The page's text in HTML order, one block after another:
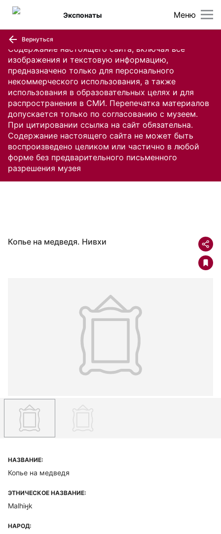
Содержание настоящего сайта, включая все
изображения и текстовую информацию,
предназначено только для персонального
некоммерческого использования, а также
использования в образовательных целях и для
распространения в СМИ. Перепечатка материалов
допускается только по согласованию с музеем.
При цитировании ссылка на сайт обязательна.
Содержание настоящего сайта не может быть
воспроизведено целиком или частично в любой
форме без предварительного письменного
разрешения музея
Меню
Экспонаты
Вернуться
Копье на медведя. Нивхи
НАЗВАНИЕ:
Копье на медведя
ЭТНИЧЕСКОЕ НАЗВАНИЕ:
Malhiӈk
НАРОД: